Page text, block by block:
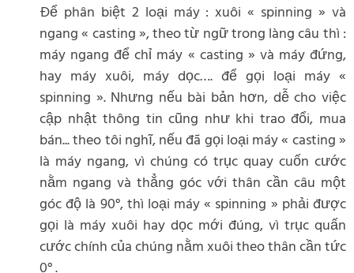
Để phân biệt 2 loại máy : xuôi « spinning » và
ngang « casting », theo từ ngữ trong làng câu thì :
máy ngang để chỉ máy « casting » và máy đứng,
hay máy xuôi, máy dọc…. để gọi loại máy «
spinning ». Nhưng nếu bài bản hơn, dễ cho việc
cập nhật thông tin cũng như khi trao đổi, mua
bán... theo tôi nghĩ, nếu đã gọi loại máy « casting »
là máy ngang, vì chúng có trục quay cuốn cước
nằm ngang và thẳng góc với thân cần câu một
góc độ là 90°, thì loại máy « spinning » phải được
gọi là máy xuôi hay dọc mới đúng, vì trục quấn
cước chính của chúng nằm xuôi theo thân cần tức
0° .